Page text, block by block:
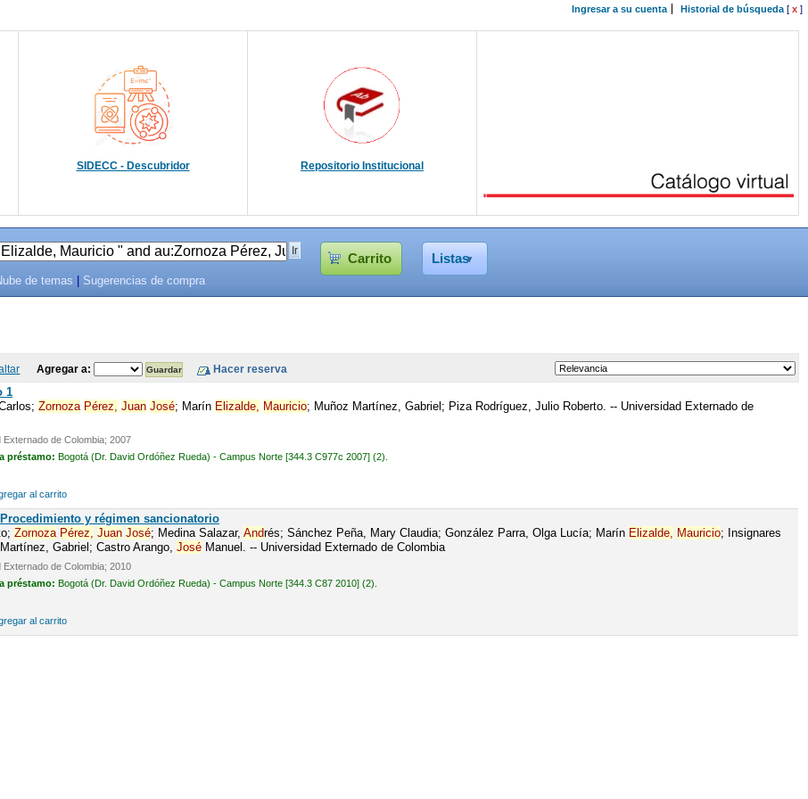
Ingresar a su cuenta Historial de búsqueda[ x ]
SIDECC - Descubridor Repositorio Institucional
Carrito Listas
de temas Sugerencias de compra
Agregar a:
1
Zornoza Pérez, Juan José; Marín Elizalde, Mauricio; Muñoz Martínez, Gabriel; Piza Rodríguez, Julio Roberto. -- Universidad Externado de
de Colombia; 2007
préstamo: Bogotá (Dr. David Ordóñez Rueda) - Campus Norte [344.3 C977c 2007] (2).
al carrito
y régimen sancionatorio
Zornoza Pérez, Juan José; Medina Salazar, Andrés; Sánchez Peña, Mary Claudia; González Parra, Olga Lucía; Marín Elizalde, Mauricio; Insignares
Gabriel; Castro Arango, JoséManuel. -- Universidad Externado de Colombia
de Colombia; 2010
préstamo: Bogotá (Dr. David Ordóñez Rueda) - Campus Norte [344.3 C87 2010] (2).
al carrito